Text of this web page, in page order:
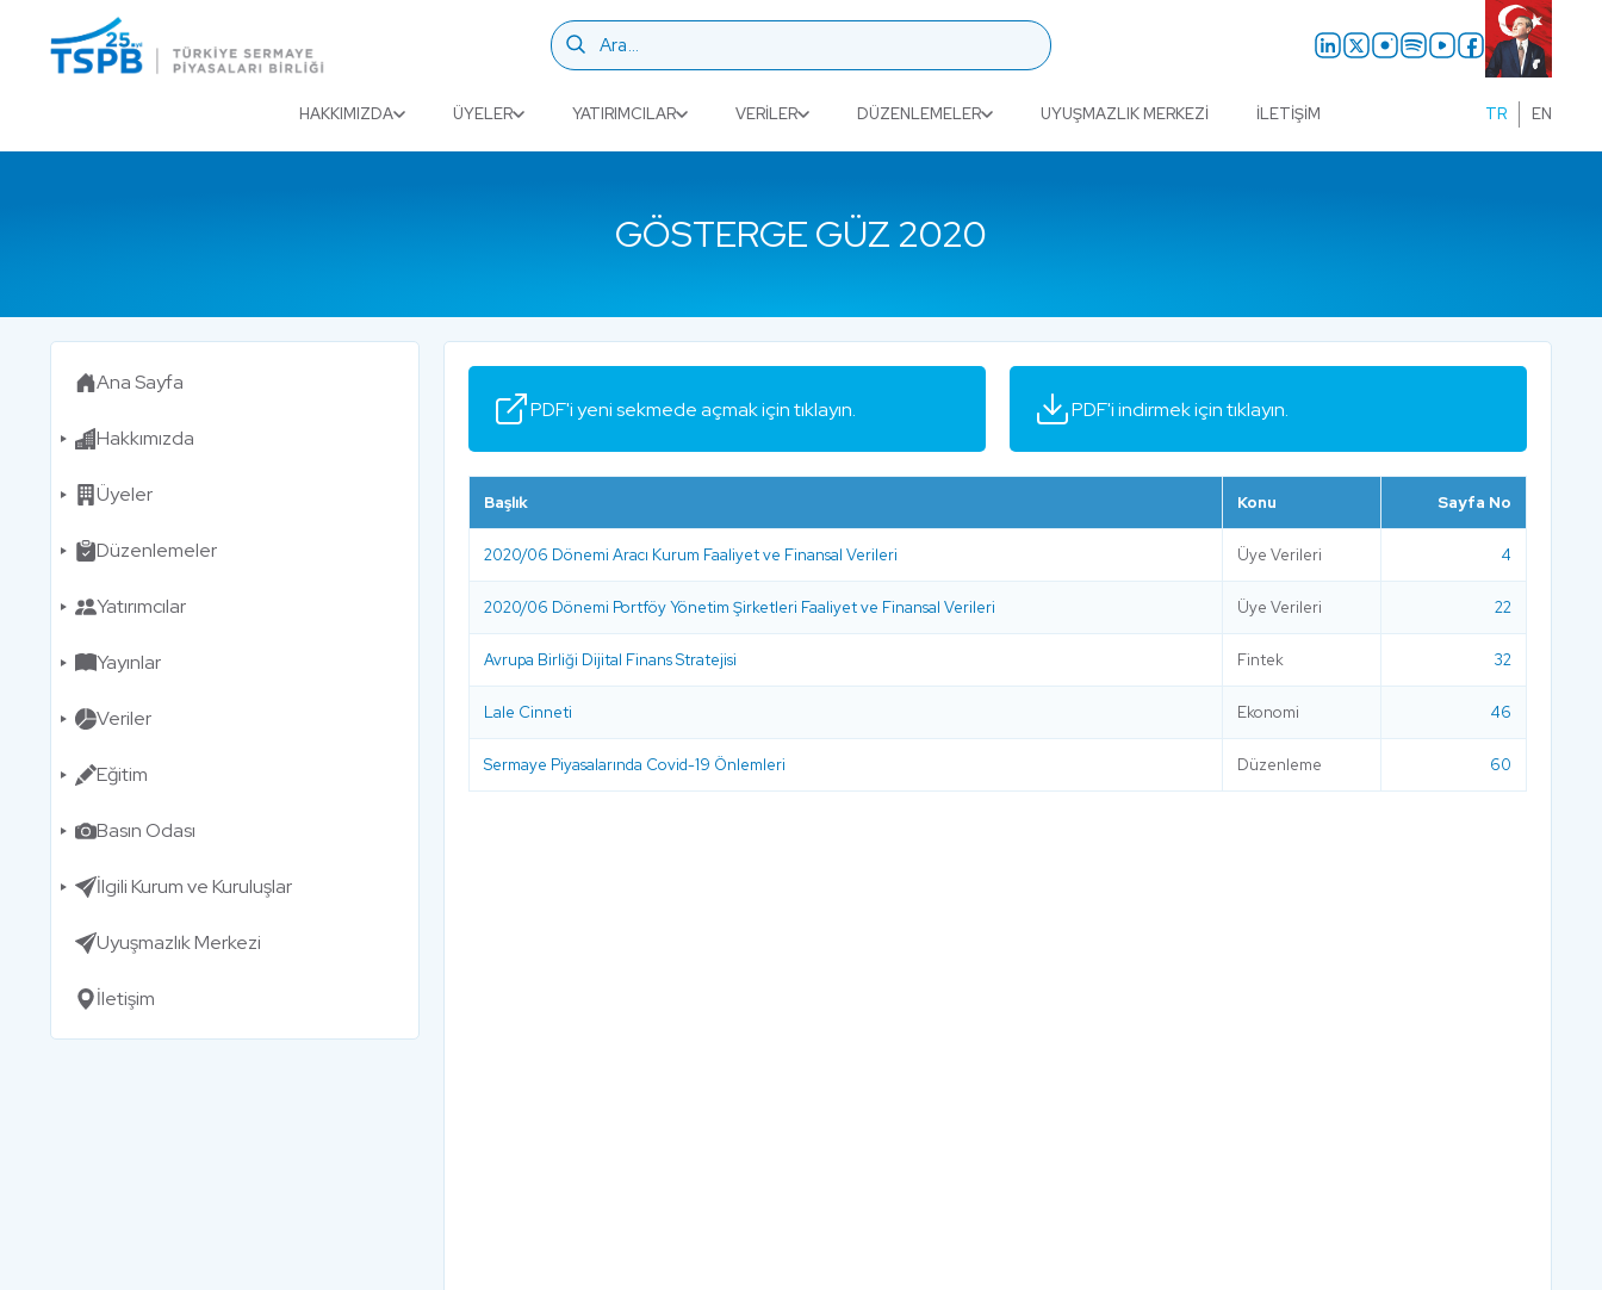
HAKKIMIZDA ÜYELER YATIRIMCILAR VERILER DÜZENLEMELER UYUŞMAZLIK MERKEZI İLETIŞIM TR EN
GÖSTERGE GÜZ 2020
Ana Sayfa
Hakkımızda
Üyeler
Düzenlemeler
Yatırımcılar
Yayınlar
Veriler
Eğitim
Basın Odası
İlgili Kurum ve Kuruluşlar
Uyuşmazlık Merkezi
İletişim
PDF'i yeni sekmede açmak için tıklayın. PDF'i indirmek için tıklayın.
Başlık Konu Sayfa No
2020/06 Dönemi Aracı Kurum Faaliyet ve Finansal Verileri Üye Verileri 4
2020/06 Dönemi Portföy Yönetim Şirketleri Faaliyet ve Finansal Verileri Üye Verileri 22
Avrupa Birliği Dijital Finans Stratejisi Fintek 32
Lale Cinneti Ekonomi 46
Sermaye Piyasalarında Covid-19 Önlemleri Düzenleme 60